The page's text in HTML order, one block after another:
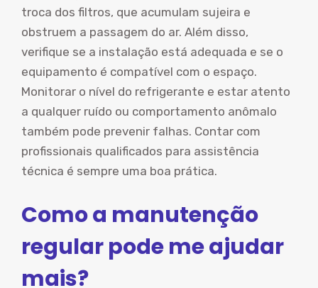
troca dos filtros, que acumulam sujeira e
obstruem a passagem do ar. Além disso,
verifique se a instalação está adequada e se o
equipamento é compatível com o espaço.
Monitorar o nível do refrigerante e estar atento
a qualquer ruído ou comportamento anômalo
também pode prevenir falhas. Contar com
profissionais qualificados para assistência
técnica é sempre uma boa prática.
Como a manutenção
regular pode me ajudar
mais?